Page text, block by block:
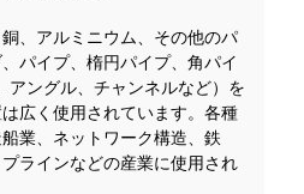
、アルミニウム、その他のパ
パイプ、楕円パイプ、角パイ
アングル、チャンネルなど）を
広く使用されています。各種
業、ネットワーク構造、鉄
ラインなどの産業に使用され